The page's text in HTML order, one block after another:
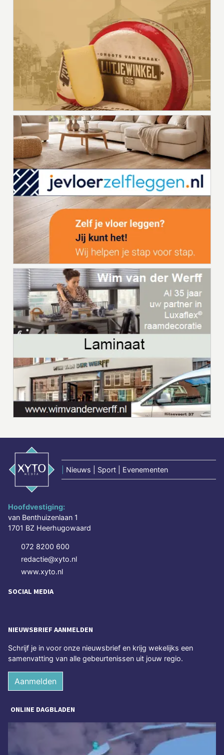
Nieuws | Sport | Evenementen
Hoofdvestiging:
van Benthuizenlaan 1
1701 BZ Heerhugowaard
072 8200 600
redactie@xyto.nl
www.xyto.nl
SOCIAL MEDIA
NIEUWSBRIEF AANMELDEN
Schrijf je in voor onze nieuwsbrief en krijg wekelijks een
samenvatting van alle gebeurtenissen uit jouw regio.
Aanmelden
ONLINE DAGBLADEN